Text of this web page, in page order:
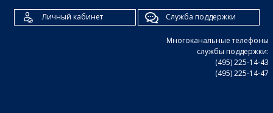
Личный кабинет Служба поддержки
Многоканальные телефоны
службы поддержки:
(495) 225-14-43
(495) 225-14-47